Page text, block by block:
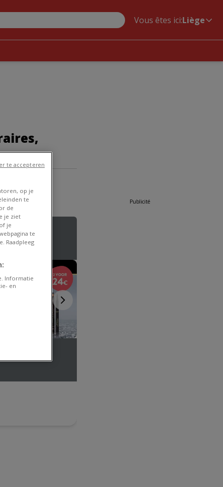
Vous êtes ici:Liège
Publicité
op je
te
de
je ziet
je
te
Raadpleeg
Informatie
en
te accepteren